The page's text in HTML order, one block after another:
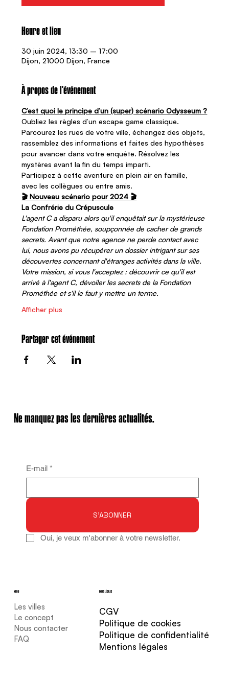
Heure et lieu
30 juin 2024, 13:30 – 17:00
Dijon, 21000 Dijon, France
À propos de l'événement
C’est quoi le principe d’un (super) scénario Odysseum ?
Oubliez les règles d’un escape game classique.
Parcourez les rues de votre ville, échangez des objets,
rassemblez des informations et faites des hypothèses
pour avancer dans votre enquête. Résolvez les
mystères avant la fin du temps imparti.
Participez à cette aventure en plein air en famille,
avec les collègues ou entre amis.
🎬 Nouveau scénario pour 2024 🎬
La Confrérie du Crépuscule
L'agent C a disparu alors qu'il enquêtait sur la mystérieuse
Fondation Prométhée, soupçonnée de cacher de grands
secrets. Avant que notre agence ne perde contact avec
lui, nous avons pu récupérer un dossier intrigant sur ses
découvertes concernant d'étranges activités dans la ville.
Votre mission, si vous l'acceptez : découvrir ce qu'il est
arrivé à l'agent C, dévoiler les secrets de la Fondation
Prométhée et s'il le faut y mettre un terme.
Afficher plus
Partager cet événement
Ne manquez pas les dernières actualités.
E-mail *
S'ABONNER
Oui, je veux m'abonner à votre newsletter.
Les villes
Le concept
Nous contacter
FAQ
MENU INFOS LÉGALES
CGV
Politique de cookies
Politique de confidentialité
Mentions légales